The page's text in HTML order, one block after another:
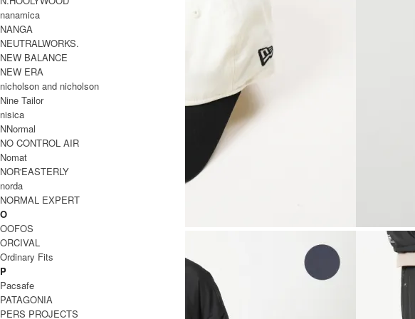
nanamica
NANGA
NEUTRALWORKS.
NEW BALANCE
NEW ERA
nicholson and nicholson
Nine Tailor
nisica
NNormal
NO CONTROL AIR
Nomat
NOR'EASTERLY
norda
NORMAL EXPERT
O
OOFOS
ORCIVAL
Ordinary Fits
P
Pacsafe
PATAGONIA
PERS PROJECTS